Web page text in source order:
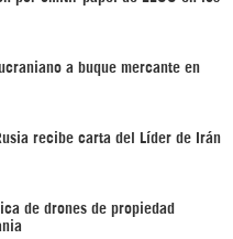
a buque mercante en
recibe carta del Líder de Irán
de drones de propiedad